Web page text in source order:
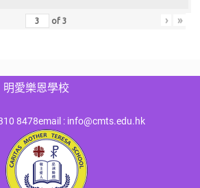
of3 › »
明愛樂恩學校
8478email : info@cmts.edu.hk